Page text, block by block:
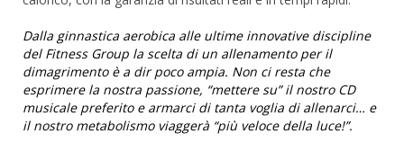
Dalla ginnastica aerobica alle ultime innovative discipline
del Fitness Group la scelta di un allenamento per il
dimagrimento è a dir poco ampia. Non ci resta che
esprimere la nostra passione, “mettere su” il nostro CD
musicale preferito e armarci di tanta voglia di allenarci… e
il nostro metabolismo viaggerà “più veloce della luce!”.